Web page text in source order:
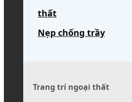
thất
Nẹp chống trầy
Trang trí ngoại thất